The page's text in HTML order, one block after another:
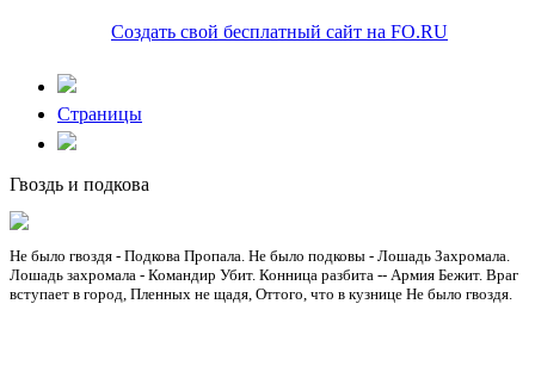
Создать свой бесплатный сайт на FO.RU
Страницы
Гвоздь и подкова
Не было гвоздя - Подкова Пропала. Не было подковы - Лошадь Захромала.
Лошадь захромала - Командир Убит. Конница разбита -- Армия Бежит. Враг
вступает в город, Пленных не щадя, Оттого, что в кузнице Не было гвоздя.